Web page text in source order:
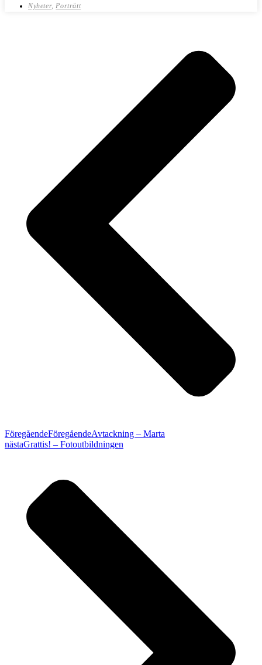
Nyheter,Porträtt
FöregåendeFöregåendeAvtackning – Marta
nästaGrattis! – Fotoutbildningen